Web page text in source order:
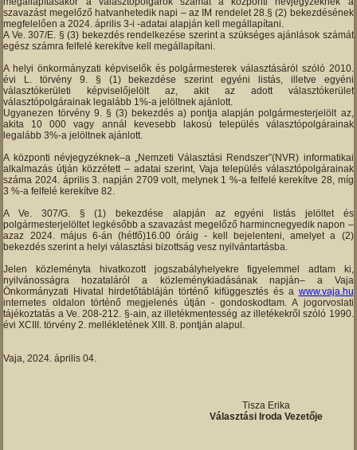
szavazást megelőző hatvanhetedik napi – az IM rendelet 28.§ (2) bekezdésének
megfelelően a 2024. április 3-i -adatai alapján kell megállapítani.
A Ve. 307/E. § (3) bekezdés rendelkezése szerint a szükséges ajánlások számát
egész számra felfelé kerekítve kell megállapítani.
A helyi önkormányzati képviselők és polgármesterek választásáról szóló 2010.
évi L. törvény 9. § (1) bekezdése szerint egyéni listás, illetve egyéni
választókerületi képviselőjelölt az, akit az adott választókerület
választópolgárainak legalább 1%-a jelöltnek ajánlott.
Ugyanezen törvény 9. § (3) bekezdés a) pontja alapján polgármesterjelölt az,
akita 10 000 vagy annál kevesebb lakosú település választópolgárainak
legalább 3%-a jelöltnek ajánlott.
A központi névjegyzéknek–a „Nemzeti Választási Rendszer”(NVR) informatikai
alkalmazás útján közzétett – adatai szerint, Vaja település választópolgárainak
száma 2024. április 3. napján 2709 volt, melynek 1 %-a felfelé kerekítve 28, míg
3 %-a felfelé kerekítve 82.
A Ve. 307/G. § (1) bekezdése alapján az egyéni listás jelöltet és
polgármesterjelöltet legkésőbb a szavazást megelőző harmincnegyedik napon –
azaz 2024. május 6-án (hétfő)16.00 óráig - kell bejelenteni, amelyet a (2)
bekezdés szerint a helyi választási bizottság vesz nyilvántartásba.
Jelen közleményta hivatkozott jogszabályhelyekre figyelemmel adtam ki,
nyilvánosságra hozataláról a közleménykiadásának napján– a Vaja
Önkormányzati Hivatal hirdetőtábláján történő kifüggesztés és a www.vaja.hu
internetes oldalon történő megjelenés útján - gondoskodtam. A jogorvoslati
tájékoztatás a Ve. 208-212. §-ain, az illetékmentesség az illetékekről szóló 1990.
évi XCIII. törvény 2. mellékletének XIII. 8. pontján alapul.
Vaja, 2024. április 04.
Tisza Erika
Választási Iroda Vezetője